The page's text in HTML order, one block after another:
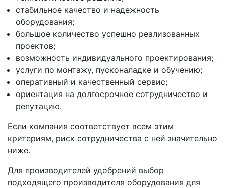
стабильное качество и надежность
оборудования;
большое количество успешно реализованных
проектов;
возможность индивидуального проектирования;
услуги по монтажу, пусконаладке и обучению;
оперативный и качественный сервис;
ориентация на долгосрочное сотрудничество и
репутацию.
Если компания соответствует всем этим
критериям, риск сотрудничества с ней значительно
ниже.
Для производителей удобрений выбор
подходящего производителя оборудования для